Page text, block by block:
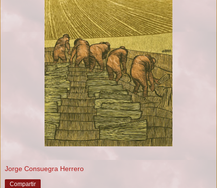
Jorge Consuegra Herrero
Compartir